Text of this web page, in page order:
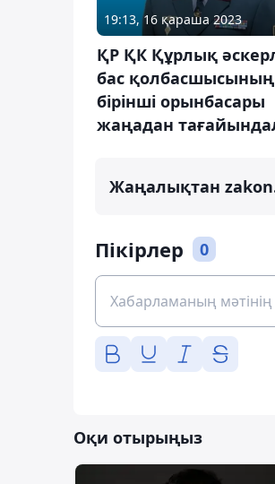
19:13, 16 қараша 2023
ҚР ҚК Құрлық
бас қолбасшысының
бірінші орынбасары
жаңадан
Жаңалықтан
Пікірлер 0
Оқи отырыңыз